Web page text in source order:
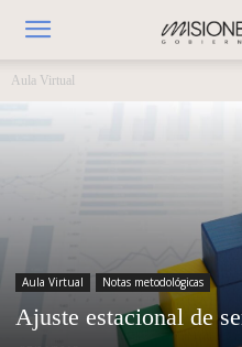
Aula Virtual
Aula Virtual Notas metodológicas
Ajuste estacional de